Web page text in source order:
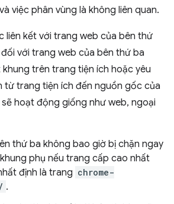
việc phân vùng là không liên quan.
liên kết với trang web của bên thứ
với trang web của bên thứ ba
trên trang tiện ích hoặc yêu
từ trang tiện ích đến nguồn gốc của
hoạt động giống như web, ngoại
thứ ba không bao giờ bị chặn ngay
phụ nếu trang cấp cao nhất
định là trang chrome-
.